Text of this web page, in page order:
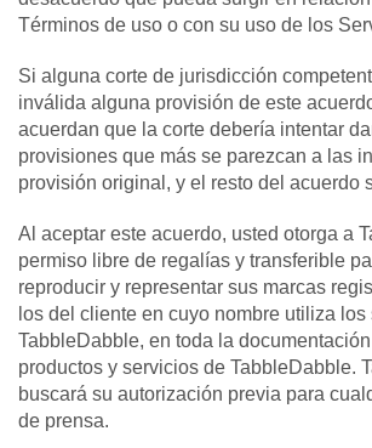
Términos de uso o con su uso de los
Si alguna corte de jurisdicción
inválida alguna provisión de este
acuerdan que la corte debería intentar
provisiones que más se parezcan a las
provisión original, y el resto del acuerdo
Al aceptar este acuerdo, usted otorga a
permiso libre de regalías y transferible
reproducir y representar sus marcas
los del cliente en cuyo nombre utiliza
TabbleDabble, en toda la
productos y servicios de TabbleDabble.
buscará su autorización previa para
de prensa.